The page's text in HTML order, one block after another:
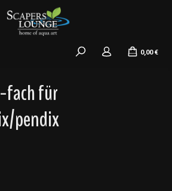
0,00 €
fach für
pendix